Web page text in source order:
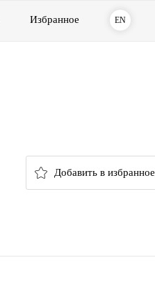
Избранное EN
Добавить в избранное